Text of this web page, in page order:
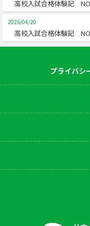
高校入試合格体験記
2026/04/20
高校入試合格体験記
プライバシ